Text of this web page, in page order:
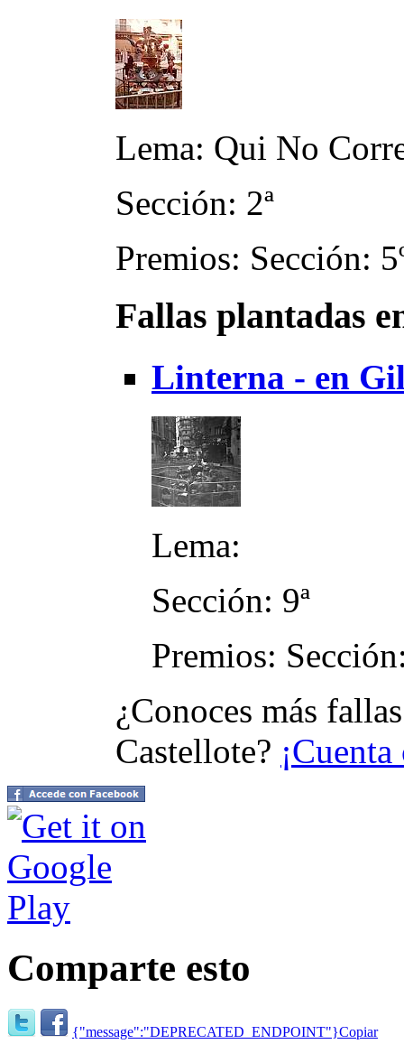
Lema: Qui No
Sección: 2ª
Premios: Sección:
Fallas plantadas
Linterna - en
Lema:
Sección: 9ª
Premios:
¿Conoces más
Castellote?
Comparte esto
{"message":"DEPRECATED_ENDPOINT"}Copiar